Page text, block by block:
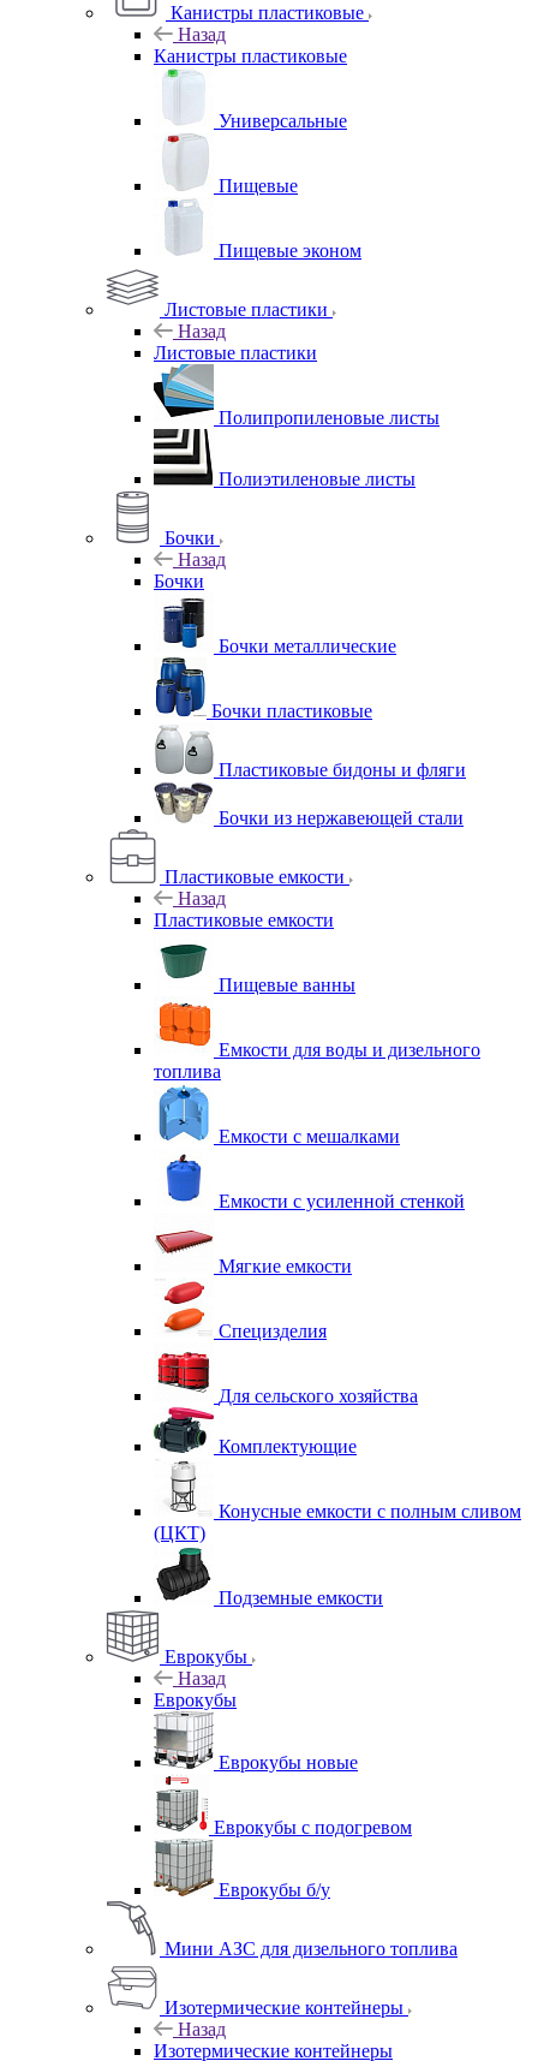
Канистры пластиковые
Назад
Канистры пластиковые
Универсальные
Пищевые
Пищевые эконом
Листовые пластики
Назад
Листовые пластики
Полипропиленовые листы
Полиэтиленовые листы
Бочки
Назад
Бочки
Бочки металлические
Бочки пластиковые
Пластиковые бидоны и фляги
Бочки из нержавеющей стали
Пластиковые емкости
Назад
Пластиковые емкости
Пищевые ванны
Емкости для воды и дизельного
топлива
Емкости с мешалками
Емкости с усиленной стенкой
Мягкие емкости
Специзделия
Для сельского хозяйства
Комплектующие
Конусные емкости с полным сливом
(ЦКТ)
Подземные емкости
Еврокубы
Назад
Еврокубы
Еврокубы новые
Еврокубы с подогревом
Еврокубы б/у
Мини АЗС для дизельного топлива
Изотермические контейнеры
Назад
Изотермические контейнеры